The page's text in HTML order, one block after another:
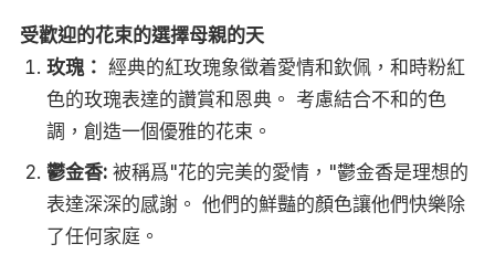
受歡迎的花束的選擇母親的天
玫瑰： 經典的紅玫瑰象徵着愛情和欽佩，和時粉紅
色的玫瑰表達的讚賞和恩典。 考慮結合不和的色
調，創造一個優雅的花束。
鬱金香:被稱爲"花的完美的愛情，"鬱金香是理想的
表達深深的感謝。 他們的鮮豔的顏色讓他們快樂除
了任何家庭。